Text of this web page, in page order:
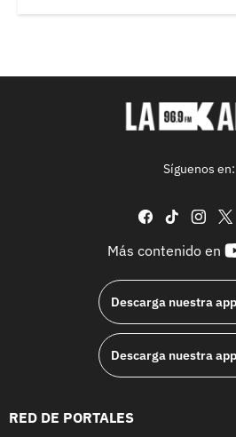
Síguenos en:
facebook
tiktok
Más contenido en
Descarga nuestra
Descarga nuestra
RED DE PORTALES